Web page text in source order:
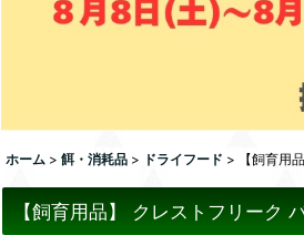
ホーム > 餌・消耗品 > ドライフード > 【飼育用
【飼育用品】 クレストフリーク